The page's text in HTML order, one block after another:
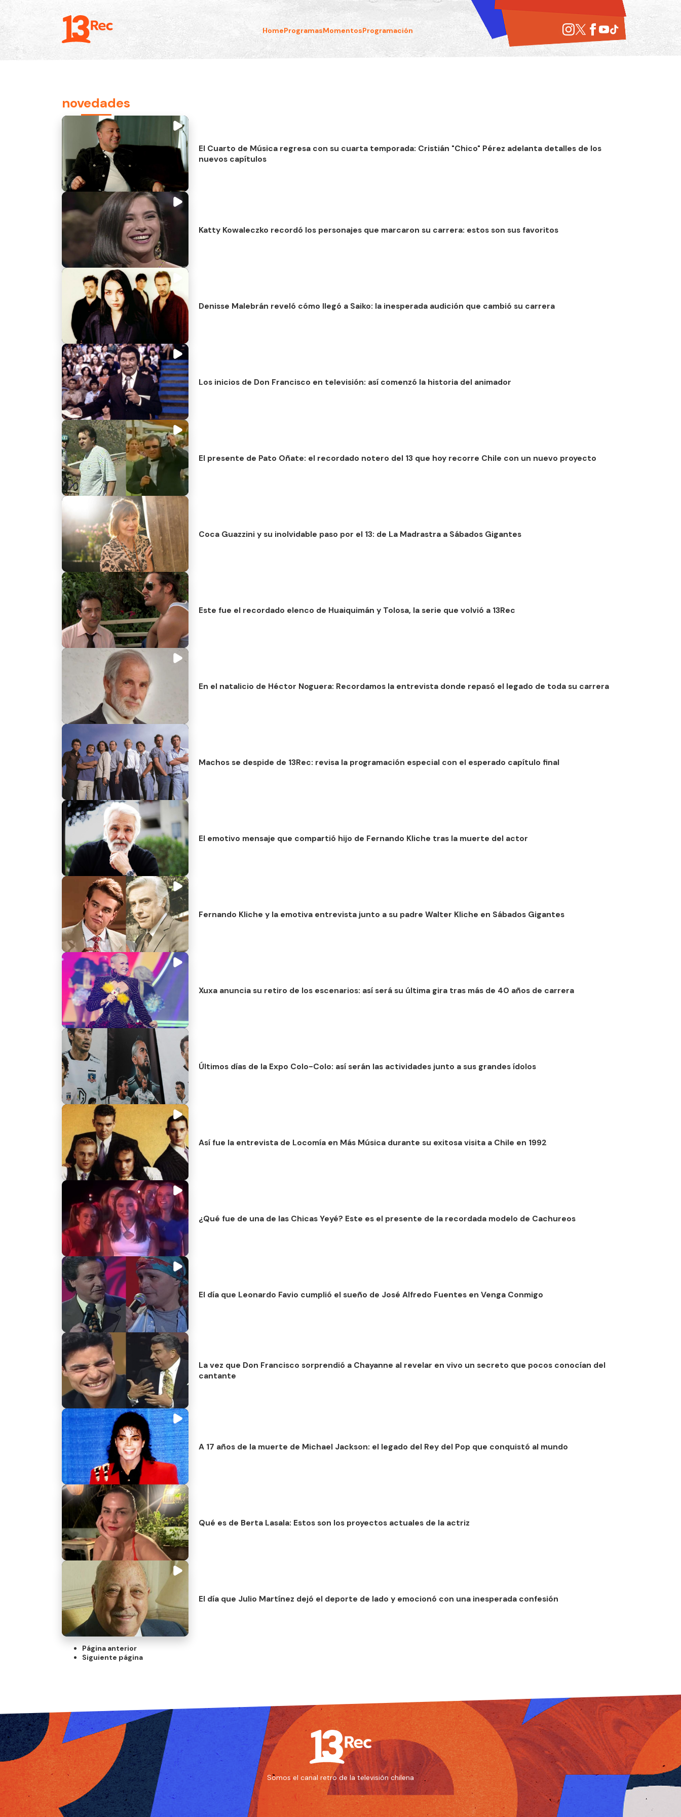
HomeProgramasMomentosProgramación
novedades
El Cuarto de Música regresa con su cuarta temporada: Cristián "Chico" Pérez adelanta detalles de los
nuevos capítulos
Katty Kowaleczko recordó los personajes que marcaron su carrera: estos son sus favoritos
Denisse Malebrán reveló cómo llegó a Saiko: la inesperada audición que cambió su carrera
Los inicios de Don Francisco en televisión: así comenzó la historia del animador
El presente de Pato Oñate: el recordado notero del 13 que hoy recorre Chile con un nuevo proyecto
Coca Guazzini y su inolvidable paso por el 13: de La Madrastra a Sábados Gigantes
Este fue el recordado elenco de Huaiquimán y Tolosa, la serie que volvió a 13Rec
En el natalicio de Héctor Noguera: Recordamos la entrevista donde repasó el legado de toda su carrera
Machos se despide de 13Rec: revisa la programación especial con el esperado capítulo final
El emotivo mensaje que compartió hijo de Fernando Kliche tras la muerte del actor
Fernando Kliche y la emotiva entrevista junto a su padre Walter Kliche en Sábados Gigantes
Xuxa anuncia su retiro de los escenarios: así será su última gira tras más de 40 años de carrera
Últimos días de la Expo Colo-Colo: así serán las actividades junto a sus grandes ídolos
Así fue la entrevista de Locomía en Más Música durante su exitosa visita a Chile en 1992
¿Qué fue de una de las Chicas Yeyé? Este es el presente de la recordada modelo de Cachureos
El día que Leonardo Favio cumplió el sueño de José Alfredo Fuentes en Venga Conmigo
La vez que Don Francisco sorprendió a Chayanne al revelar en vivo un secreto que pocos conocían del
cantante
A 17 años de la muerte de Michael Jackson: el legado del Rey del Pop que conquistó al mundo
Qué es de Berta Lasala: Estos son los proyectos actuales de la actriz
El día que Julio Martínez dejó el deporte de lado y emocionó con una inesperada confesión
Página anterior
Siguiente página
Somos el canal retro de la televisión chilena